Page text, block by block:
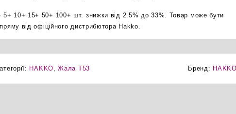
5+ 10+ 15+ 50+ 100+ шт. знижки від 2.5% до 33%. Товар може бути
від офіційного дистрибютора Hakko.
HAKKO,Жала T53 Бренд: HAKKO